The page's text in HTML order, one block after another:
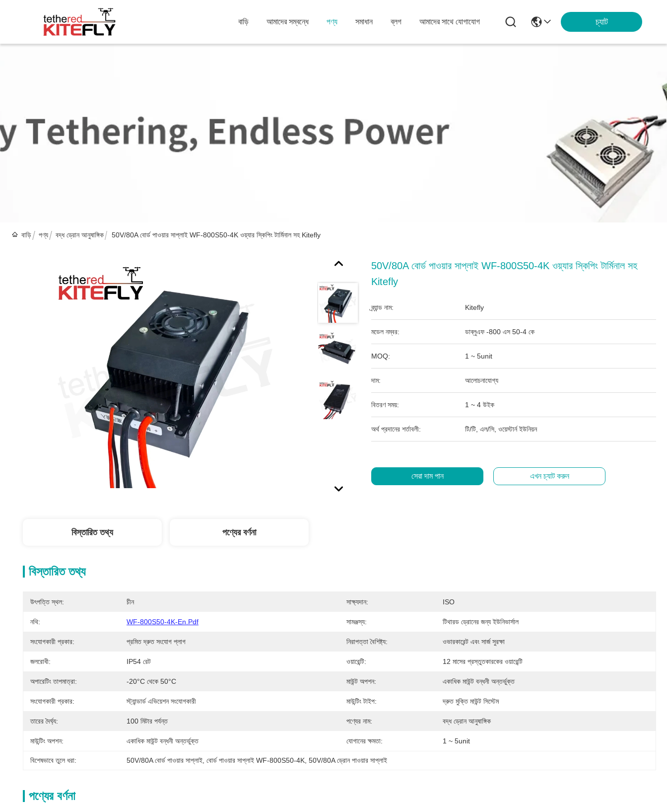
বাড়ি আমাদের সম্বন্ধে পণ্য সমাধান ব্লগ আমাদের সাথে যোগাযোগ চ্যাট
বাড়ি পণ্য বদ্ধ ড্রোন আনুষাঙ্গিক 50V/80A বোর্ড পাওয়ার সাপ্লাই WF-800S50-4K ওয়্যার স্কিপিং টার্মিনাল সহ Kitefly
50V/80A বোর্ড পাওয়ার সাপ্লাই WF-800S50-4K ওয়্যার স্কিপিং টার্মিনাল সহ
Kitefly
ব্র্যান্ড নাম: Kitefly
মডেল নম্বর: ডাব্লুএফ -800 এস 50-4 কে
MOQ: 1 ~ 5unit
দাম: আলোচনাযোগ্য
বিতরণ সময়: 1 ~ 4 উইক
অর্থ প্রদানের শর্তাবলী: টি/টি, এল/সি, ওয়েস্টার্ন ইউনিয়ন
সেরা দাম পান এখন চ্যাট করুন
বিস্তারিত তথ্য পণ্যের বর্ণনা
বিস্তারিত তথ্য
উৎপত্তি স্থল: চীন সাক্ষ্যদান: ISO
নথি: WF-800S50-4K-En.pdf সামঞ্জস্য: টিথারড ড্রোনের জন্য ইউনিভার্সাল
সংযোগকারী প্রকার: প্রমিত দ্রুত সংযোগ প্লাগ নিরাপত্তা বৈশিষ্ট্য: ওভারকারেন্ট এবং সার্জ সুরক্ষা
জলরোধী: IP54 রেট ওয়ারেন্টি: 12 মাসের প্রস্তুতকারকের ওয়ারেন্টি
অপারেটিং তাপমাত্রা: -20°C থেকে 50°C মাউন্ট অপশন: একাধিক মাউন্ট বন্ধনী অন্তর্ভুক্ত
সংযোগকারী প্রকার: স্ট্যান্ডার্ড এভিয়েশন সংযোগকারী মাউন্টিং টাইপ: দ্রুত মুক্তি মাউন্ট সিস্টেম
তারের দৈর্ঘ্য: 100 মিটার পর্যন্ত পণ্যের নাম: বদ্ধ ড্রোন আনুষাঙ্গিক
মাউন্টিং অপশন: একাধিক মাউন্ট বন্ধনী অন্তর্ভুক্ত যোগানের ক্ষমতা: 1 ~ 5unit
বিশেষভাবে তুলে ধরা: 50V/80A বোর্ড পাওয়ার সাপ্লাই বোর্ড পাওয়ার সাপ্লাই WF-800S50-4K 50V/80A ড্রোন পাওয়ার সাপ্লাই
পণ্যের বর্ণনা